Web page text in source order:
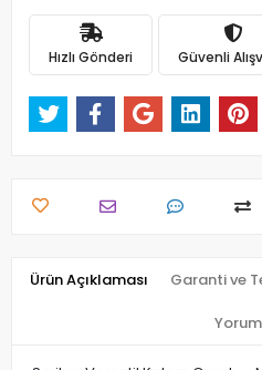
Hızlı Gönderi Güvenli
Ürün Açıklaması Garanti ve